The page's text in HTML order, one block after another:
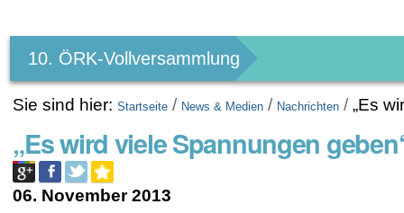
Werkzeuge
10. ÖRK-Vollversammlung
Sie sind hier: Startseite / News & Medien / Nachrichten /„Es
„Es wird viele Spannungen
06. November 2013